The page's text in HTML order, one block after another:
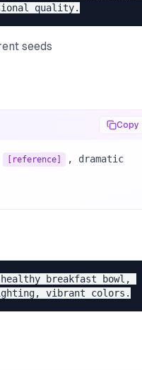
seeds
Copy
[reference]
, dramatic
breakfast bowl,